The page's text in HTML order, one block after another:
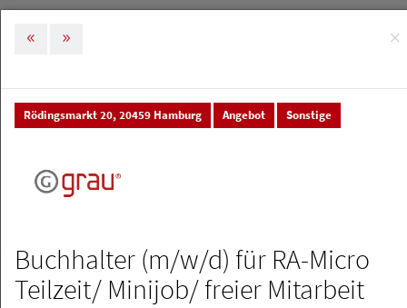
Stellenmarkt & Anzeigen Stellenanzeigen
Stellenanzeigen
×
Rödingsmarkt 20, 20459 Hamburg Angebot Sonstige
Buchhalter (m/w/d) für RA-Micro
Teilzeit/ Minijob/ freier Mitarbeit